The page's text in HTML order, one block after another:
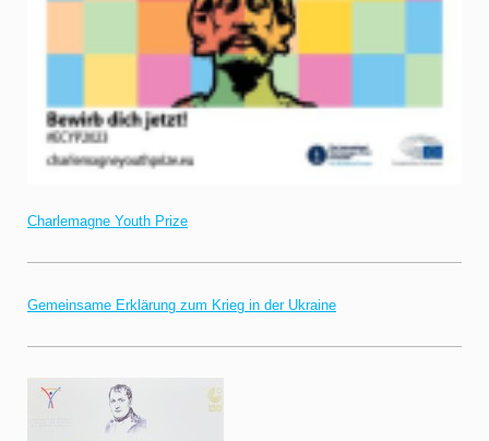
Charlemagne Youth Prize
Gemeinsame Erklärung zum Krieg in der Ukraine